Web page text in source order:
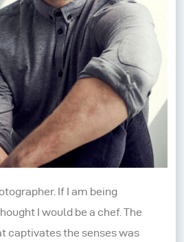
If I am being
I would be a chef. The
captivates the senses was